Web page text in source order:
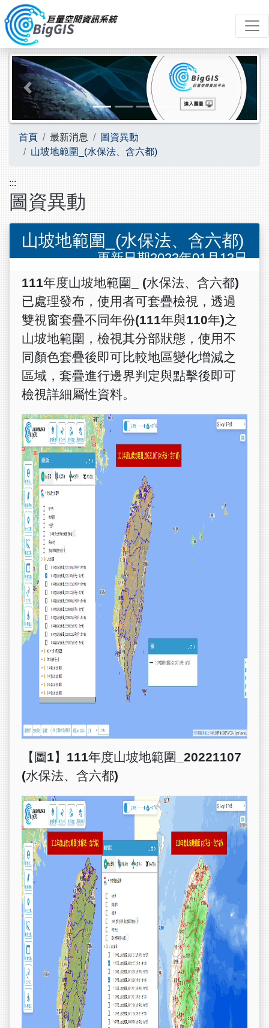
跳到主要內容
Previous Next
首頁 最新消息
圖資異動
山坡地範圍_(水保法、含六都)
:::
圖資異動
山坡地範圍_(水保法、含六都)
更新日期2023年01月13日
111年度山坡地範圍_ (水保法、含六都)
已處理發布，使用者可套疊檢視，透過
雙視窗套疊不同年份(111年與110年)之
山坡地範圍，檢視其分部狀態，使用不
同顏色套疊後即可比較地區變化增減之
區域，套疊進行邊界判定與點擊後即可
檢視詳細屬性資料。
【圖1】111年度山坡地範圍_20221107
(水保法、含六都)